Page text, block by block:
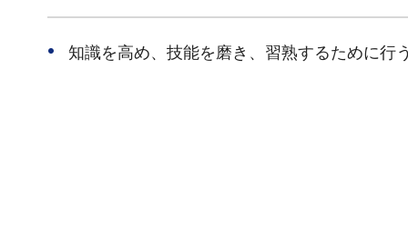
知識を高め、技能を磨き、習熟するために行